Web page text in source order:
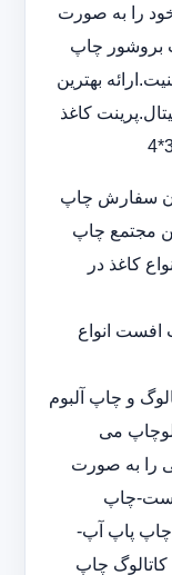
را به صورت
بروشور چاپ
بهترین
کاغذ
سفارش چاپ
مجتمع چاپ
کاغذ در
انواع
و چاپ آلبوم
می
را به صورت
چاپ
رول آپ-چاپ پاپ آپ-
چاپ